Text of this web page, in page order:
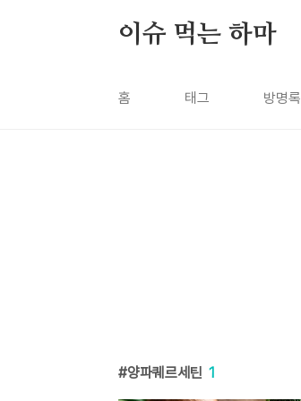
이슈 먹는 하마
홈 태그 방명록
양파퀘르세틴 1